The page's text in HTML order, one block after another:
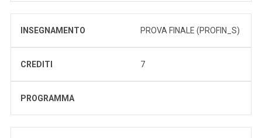
INSEGNAMENTO PROVA FINALE (PROFIN_S)
CREDITI 7
PROGRAMMA